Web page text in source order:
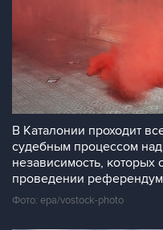
В Каталонии проходит
судебным процессом
независимость, которых
проведении
Фото: epa/vostock-photo